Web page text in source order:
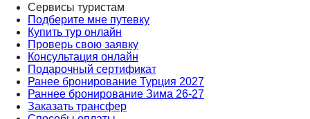
Сервисы туристам
Подберите мне путевку
Купить тур онлайн
Проверь свою заявку
Консультация онлайн
Подарочный сертификат
Ранее бронирование Турция 2027
Раннее бронирование Зима 26-27
Заказать трансфер